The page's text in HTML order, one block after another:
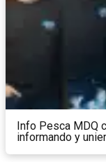
Info Pesca MDQ
informando y